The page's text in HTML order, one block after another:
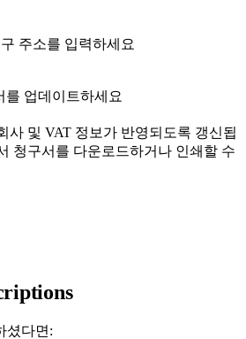
주소를 입력하세요
를 업데이트하세요
사 및 VAT 정보가 반영되도록 갱신됩
청구서를 다운로드하거나 인쇄할 수
셨다면: